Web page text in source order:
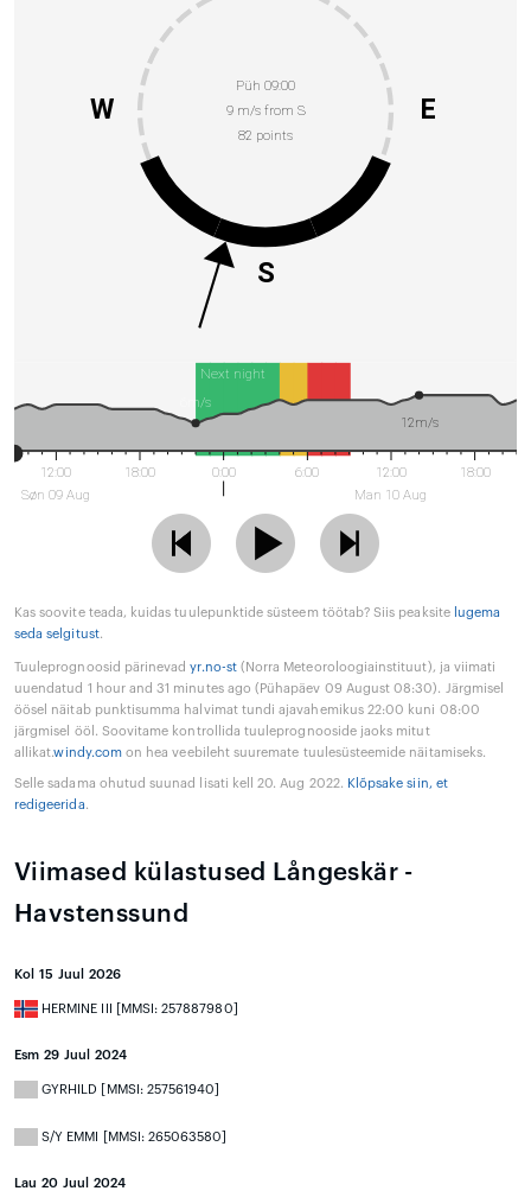
Püh 09:00
9 m/s from S
82 points
E
S
W
Next night
12:00
Søn 09 Aug
18:00 0:00 6:00
12:00
Man 10 Aug
18:00
12m/s
6m/s
Kas soovite teada, kuidas tuulepunktide süsteem töötab? Siis peaksite lugema
seda selgitust.
Tuuleprognoosid pärinevadyr.no-st(Norra Meteoroloogiainstituut), ja viimati
uuendatud 1 hour and 31 minutes ago (Pühapäev 09 August 08:30). Järgmisel
öösel näitab punktisumma halvimat tundi ajavahemikus 22:00 kuni 08:00
järgmisel ööl. Soovitame kontrollida tuuleprognooside jaoks mitut
allikat.windy.comon hea veebileht suuremate tuulesüsteemide näitamiseks.
Selle sadama ohutud suunad lisati kell 20. Aug 2022. Klõpsake siin, et
redigeerida.
Viimased külastused Långeskär -
Havstenssund
Kol 15 Juul 2026
HERMINE III [MMSI: 257887980]
Esm 29 Juul 2024
GYRHILD [MMSI: 257561940]
S/Y EMMI [MMSI: 265063580]
Lau 20 Juul 2024